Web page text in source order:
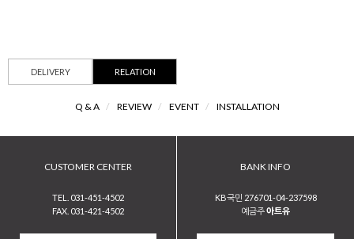
DELIVERY RELATION
Q & A / REVIEW / EVENT / INSTALLATION
CUSTOMER CENTER
TEL. 031-451-4502
FAX. 031-421-4502
BANK INFO
KB국민 276701-04-237598
예금주아트유